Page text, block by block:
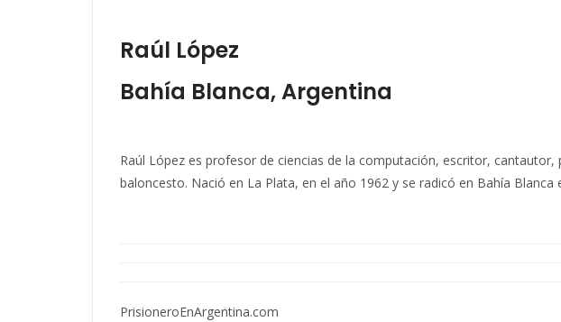
Raúl López
Bahía Blanca, Argentina
Raúl López es profesor de ciencias de la computación, escritor,
baloncesto. Nació en La Plata, en el año 1962 y se radicó en Bahía Blanca
PrisioneroEnArgentina.com